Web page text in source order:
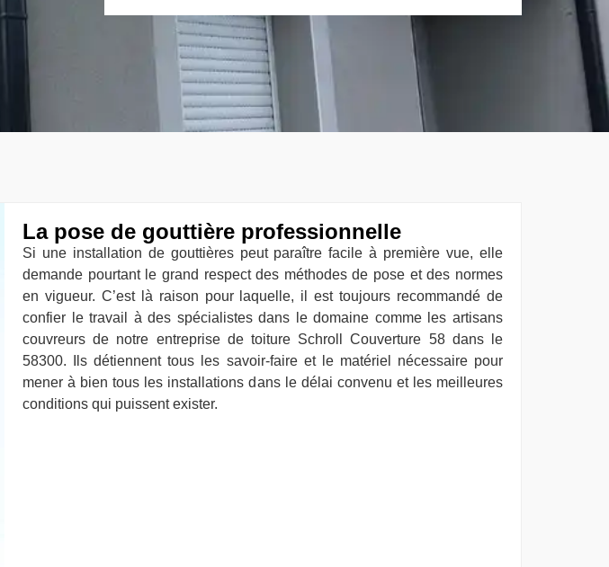
La pose de gouttière professionnelle
Si une installation de gouttières peut paraître facile à première vue, elle
demande pourtant le grand respect des méthodes de pose et des normes
en vigueur. C’est là raison pour laquelle, il est toujours recommandé de
confier le travail à des spécialistes dans le domaine comme les artisans
couvreurs de notre entreprise de toiture Schroll Couverture 58 dans le
58300. Ils détiennent tous les savoir-faire et le matériel nécessaire pour
mener à bien tous les installations dans le délai convenu et les meilleures
conditions qui puissent exister.